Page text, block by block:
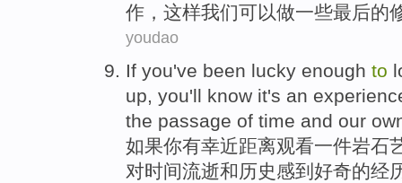
作 ， 这样我们可以做一些最后的
youdao
If you've been lucky enough to
up, you'll know it's an
the passage of time and our
如果你有幸近距离观看一件岩石
对时间流逝和历史感到好奇的经